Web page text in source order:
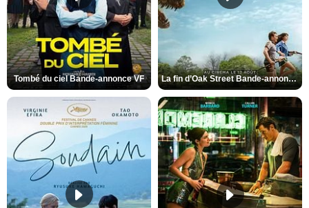
Tombé du ciel Bande-annonce VF La fin d’Oak Street Bande-annonce VO STFR